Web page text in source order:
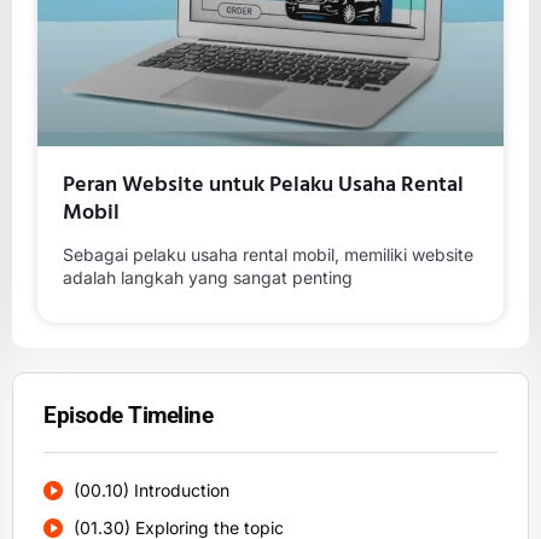
Peran Website untuk Pelaku Usaha Rental
Mobil
Sebagai pelaku usaha rental mobil, memiliki website
adalah langkah yang sangat penting
Episode Timeline
(00.10) Introduction
(01.30) Exploring the topic